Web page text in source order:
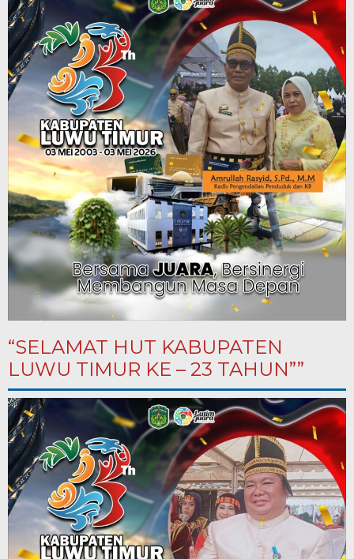
“SELAMAT HUT KABUPATEN
LUWU TIMUR KE – 23 TAHUN””